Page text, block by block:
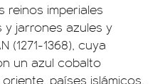
reinos imperiales
jarrones azules y
(1271-1368), cuya
un azul cobalto
países islámicos,